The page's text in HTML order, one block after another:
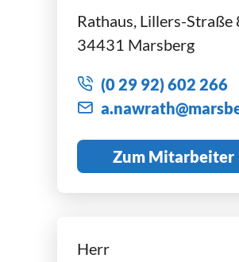
Rathaus, Lillers-Straße
34431 Marsberg
(0 29 92) 602 266
n wr th m rsb
Zum Mitarbeiter
Herr